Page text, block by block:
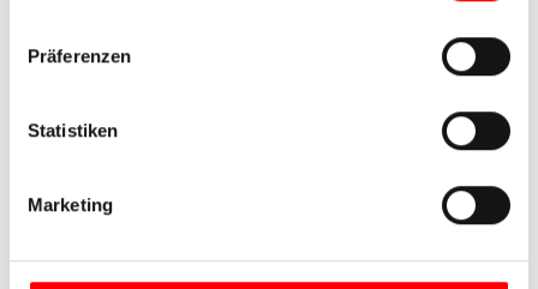
Präferenzen
Statistiken
Marketing